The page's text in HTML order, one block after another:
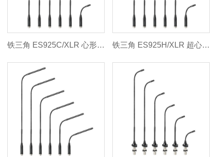
铁三角 ES925C/XLR 心形电容式鹅颈话筒带XLR供电模组 铁三角 ES925H/XLR 超心形电容式鹅颈话筒带XLR供电模组